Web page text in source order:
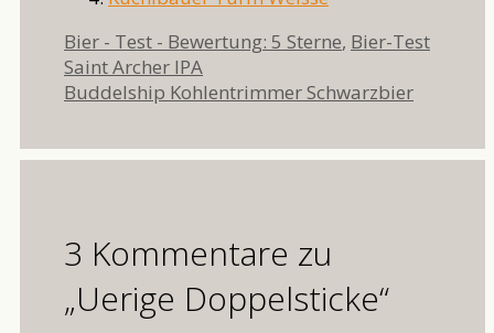
Kategorien
Bier - Test - Bewertung: 5 Sterne, Bier-Test
Saint Archer IPA
Buddelship Kohlentrimmer Schwarzbier
3 Kommentare zu
„Uerige Doppelsticke“